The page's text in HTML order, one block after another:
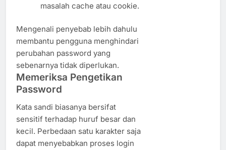
masalah cache atau cookie.
Mengenali penyebab lebih dahulu
membantu pengguna menghindari
perubahan password yang
sebenarnya tidak diperlukan.
Memeriksa Pengetikan
Password
Kata sandi biasanya bersifat
sensitif terhadap huruf besar dan
kecil. Perbedaan satu karakter saja
dapat menyebabkan proses login